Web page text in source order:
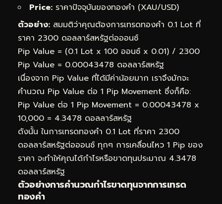
Price: ราคาปัจจุบันของทองคำ (XAU/USD)
ตัวอย่าง: สมมติว่าคุณต้องการเทรดทองคำ 0.1 Lot ที่
ราคา 2300 ดอลลาร์สหรัฐต่อออนซ์
Pip Value = (0.1 Lot x 100 ออนซ์ x 0.01) / 2300
Pip Value = 0.00043478 ดอลลาร์สหรัฐ
เนื่องจาก Pip Value ที่ได้มีค่าน้อยมาก เราจึงมักจะ
คำนวณ Pip Value ต่อ 1 Pip Movement ซึ่งก็คือ:
Pip Value ต่อ 1 Pip Movement = 0.00043478 x
10,000 = 4.3478 ดอลลาร์สหรัฐ
ดังนั้น ในการเทรดทองคำ 0.1 Lot ที่ราคา 2300
ดอลลาร์สหรัฐต่อออนซ์ ทุกๆ การเคลื่อนไหว 1 Pip ของ
ราคา จะทำให้คุณได้กำไรหรือขาดทุนประมาณ 4.3478
ดอลลาร์สหรัฐ
ตัวอย่างการคำนวณกำไรขาดทุนจากการเทรด
ทองคำ